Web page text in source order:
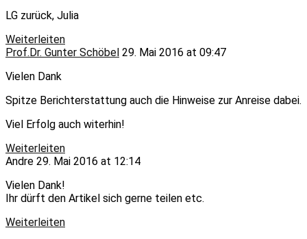
LG zurück, Julia
Weiterleiten
Prof.Dr. Gunter Schöbel 29. Mai 2016 at 09:47
Vielen Dank
Spitze Berichterstattung auch die Hinweise zur Anreise dabei.
Viel Erfolg auch witerhin!
Weiterleiten
Andre 29. Mai 2016 at 12:14
Vielen Dank!
Ihr dürft den Artikel sich gerne teilen etc.
Weiterleiten